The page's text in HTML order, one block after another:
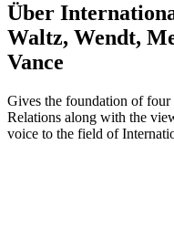
Über
Waltz, Wendt,
Vance
Gives the foundation of
Relations along with the
voice to the field of